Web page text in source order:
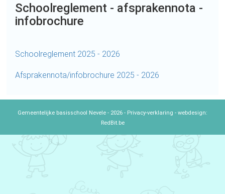
Schoolreglement - afsprakennota -
infobrochure
Schoolreglement 2025 - 2026
Afsprakennota/infobrochure 2025 - 2026
Gemeentelijke basisschool Nevele - 2026 - Privacy-verklaring - webdesign:
RedBit.be